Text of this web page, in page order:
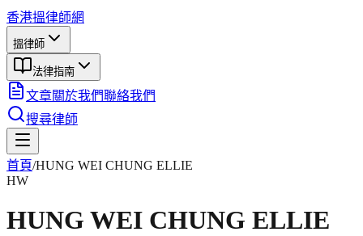
香港搵律師網
搵律師
法律指南
文章關於我們聯絡我們
搜尋律師
首頁/HUNG WEI CHUNG ELLIE
HW
HUNG WEI CHUNG ELLIE